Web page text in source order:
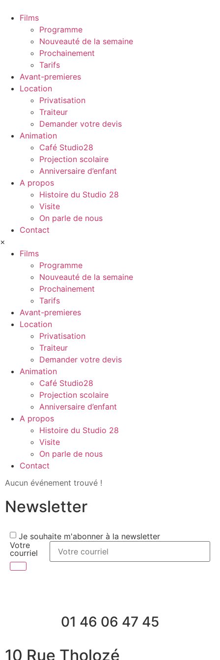
Films
Programme
Nouveauté de la semaine
Prochainement
Tarifs
Avant-premieres
Location
Privatisation
Traiteur
Demander votre devis
Animation
Café Studio28
Projection scolaire
Anniversaire d’enfant
A propos
Histoire du Studio 28
Visite
On parle de nous
Contact
×
Films
Programme
Nouveauté de la semaine
Prochainement
Tarifs
Avant-premieres
Location
Privatisation
Traiteur
Demander votre devis
Animation
Café Studio28
Projection scolaire
Anniversaire d’enfant
A propos
Histoire du Studio 28
Visite
On parle de nous
Contact
Aucun événement trouvé !
Newsletter
Je souhaite m'abonner à la newsletter
Votre
courriel
01 46 06 47 45
10 Rue Tholozé